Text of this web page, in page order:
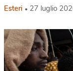
Esteri 27 luglio